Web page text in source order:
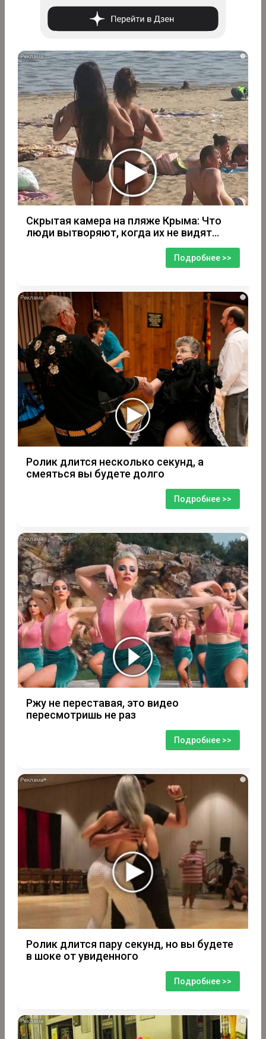
i
Скрытая камера на пляже Крыма: Что
люди вытворяют, когда их не видят...
Подробнее >>
i
Ролик длится несколько секунд, а
смеяться вы будете долго
Подробнее >>
i
Ржу не переставая, это видео
пересмотришь не раз
Подробнее >>
i
Ролик длится пару секунд, но вы будете
в шоке от увиденного
Подробнее >>
i